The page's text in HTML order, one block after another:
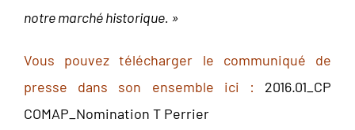
notre marché historique. »
Vous pouvez télécharger le communiqué de
presse dans son ensemble ici : 2016.01_CP
COMAP_Nomination T Perrier